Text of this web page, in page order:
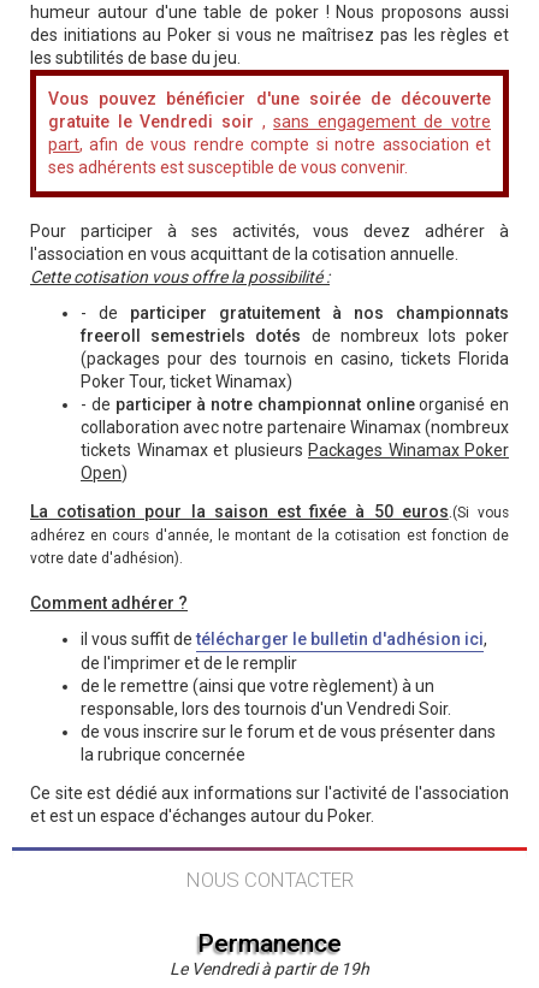
humeur autour d'une table de poker ! Nous proposons aussi
des initiations au Poker si vous ne maîtrisez pas les règles et
les subtilités de base du jeu.
Vous pouvez bénéficier d'une soirée de découverte
gratuite le Vendredi soir ,sans engagement de votre
part, afin de vous rendre compte si notre association et
ses adhérents est susceptible de vous convenir.
Pour participer à ses activités, vous devez adhérer à
l'association en vous acquittant de la cotisation annuelle.
Cette cotisation vous offre la possibilité :
- de participer gratuitement à nos championnats
freeroll semestriels dotés de nombreux lots poker
(packages pour des tournois en casino, tickets Florida
Poker Tour, ticket Winamax)
- de participer à notre championnat onlineorganisé en
collaboration avec notre partenaire Winamax (nombreux
tickets Winamax et plusieurs Packages Winamax Poker
Open)
La cotisation pour la saison est fixée à 50 euros (Si vous
adhérez en cours d'année, le montant de la cotisation est fonction de
votre date d'adhésion).
Comment adhérer ?
il vous suffit detélécharger le bulletin d'adhésion ici,
de l'imprimer et de le remplir
de le remettre (ainsi que votre règlement) à un
responsable, lors des tournois d'un Vendredi Soir.
de vous inscrire sur le forum et de vous présenter dans
la rubrique concernée
Ce site est dédié aux informations sur l'activité de l'association
et est un espace d'échanges autour du Poker.
NOUS CONTACTER
Permanence
Le Vendredi à partir de 19h